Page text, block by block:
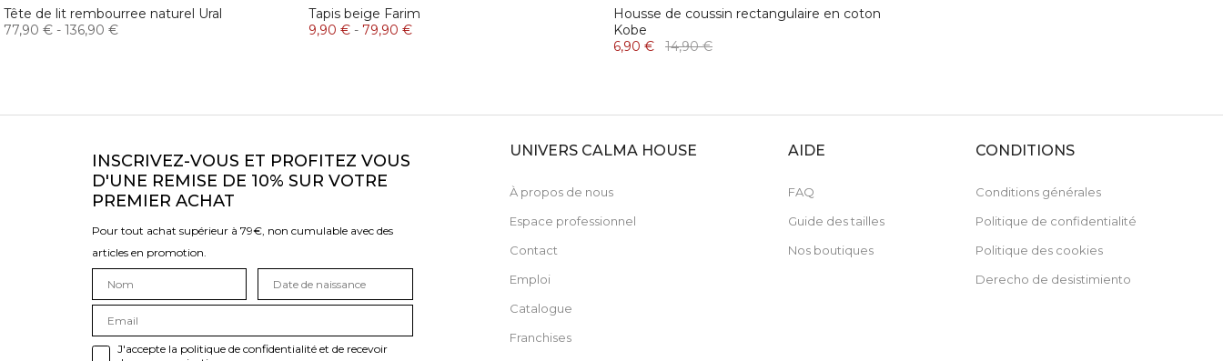
Tête de lit rembourree naturel Ural
77,90 € - 136,90 €
Tapis beige Farim
9,90 € - 79,90 €
Housse de coussin rectangulaire en coton
Kobe
6,90 €
14,90 €
INSCRIVEZ-VOUS ET PROFITEZ VOUS
D'UNE REMISE DE 10% SUR VOTRE
PREMIER ACHAT
Pour tout achat supérieur à 79€, non cumulable avec des
articles en promotion.
J'accepte la politique de confidentialité et de recevoir
UNIVERS CALMA HOUSE
À propos de nous
Espace professionnel
Contact
Emploi
Catalogue
Franchises
AIDE
FAQ
Guide des tailles
Nos boutiques
CONDITIONS
Conditions générales
Politique de confidentialité
Politique des cookies
Derecho de desistimiento